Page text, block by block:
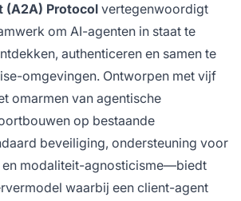
(A2A) Protocol vertegenwoordigt
om AI-agenten in staat te
authenticeren en samen te
omgevingen. Ontworpen met vijf
omarmen van agentische
op bestaande
beveiliging, ondersteuning voor
en modaliteit-agnosticisme—biedt
waarbij een client-agent